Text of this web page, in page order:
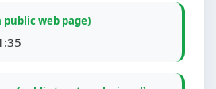
web page)